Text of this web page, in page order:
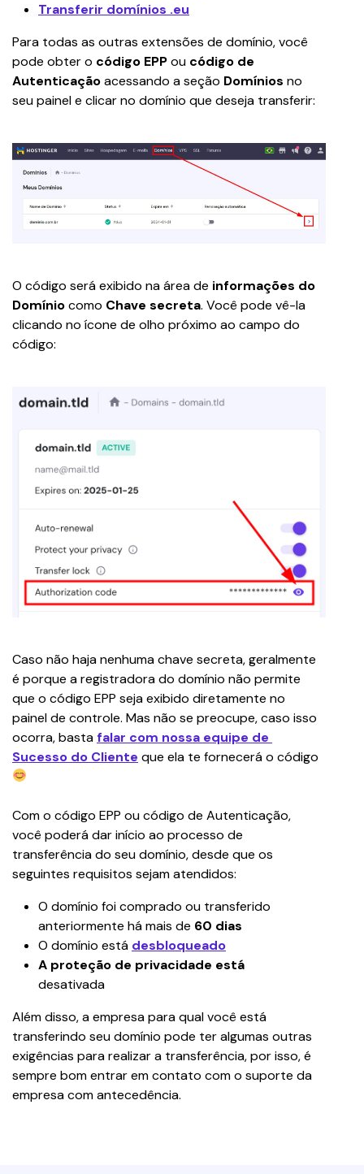
Transferir domínios .eu
Para todas as outras extensões de domínio, você
pode obter o código EPP ou código de
Autenticação acessando a seção Domínios no
seu painel e clicar no domínio que deseja transferir:
O código será exibido na área de informações do
Domínio como Chave secreta. Você pode vê-la
clicando no ícone de olho próximo ao campo do
código:
Caso não haja nenhuma chave secreta, geralmente
é porque a registradora do domínio não permite
que o código EPP seja exibido diretamente no
painel de controle. Mas não se preocupe, caso isso
ocorra, basta falar com nossa equipe de
Sucesso do Cliente que ela te fornecerá o código
Com o código EPP ou código de Autenticação,
você poderá dar início ao processo de
transferência do seu domínio, desde que os
seguintes requisitos sejam atendidos:
O domínio foi comprado ou transferido
anteriormente há mais de 60 dias
O domínio está desbloqueado
A proteção de privacidade está
desativada
Além disso, a empresa para qual você está
transferindo seu domínio pode ter algumas outras
exigências para realizar a transferência, por isso, é
sempre bom entrar em contato com o suporte da
empresa com antecedência.